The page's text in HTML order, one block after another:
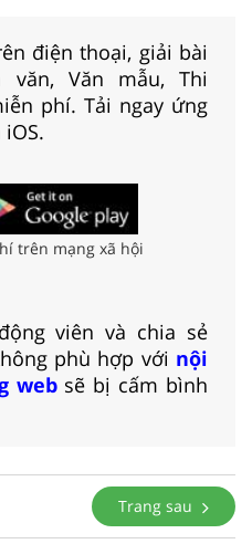
điện thoại, giải bài
văn, Văn mẫu, Thi
phí. Tải ngay ứng
trên mạng xã hội
viên và chia sẻ
phù hợp với nội
websẽ bị cấm bình
Trang sau